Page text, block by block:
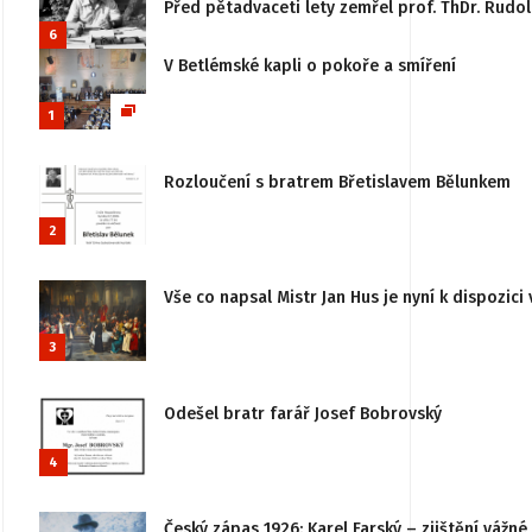
6
Před pětadvaceti lety zemřel prof. ThDr.
1
V Betlémské kapli o pokoře a smíření
2
Rozloučení s bratrem Břetislavem Bělunkem
3
Vše co napsal Mistr Jan Hus je nyní k
4
Odešel bratr farář Josef Bobrovský